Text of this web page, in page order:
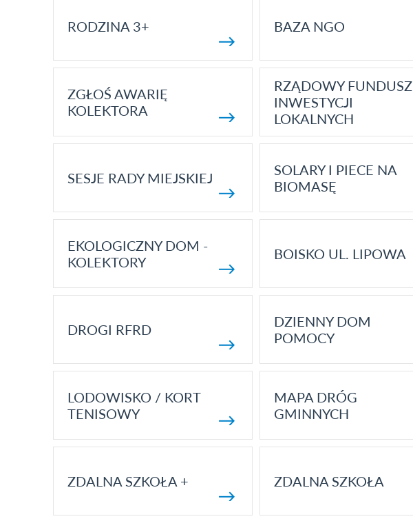
RODZINA 3+ BAZA NGO
ZGŁOŚ AWARIĘ
KOLEKTORA
RZĄDOWY FUNDUSZ
INWESTYCJI
LOKALNYCH
SESJE RADY MIEJSKIEJ
SOLARY I PIECE NA
BIOMASĘ
EKOLOGICZNY DOM -
KOLEKTORY
BOISKO UL. LIPOWA
DROGI RFRD
DZIENNY DOM
POMOCY
LODOWISKO / KORT
TENISOWY
MAPA DRÓG
GMINNYCH
ZDALNA SZKOŁA + ZDALNA SZKOŁA